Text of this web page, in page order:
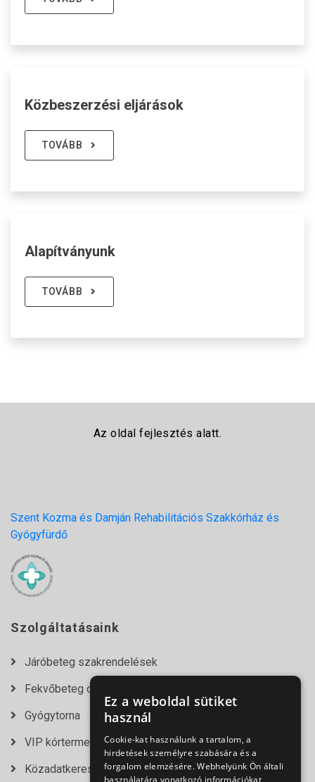
Közbeszerzési eljárások
TOVÁBB
Alapítványunk
TOVÁBB
Az oldal fejlesztés alatt.
Szent Kozma és Damján Rehabilitációs Szakkórház és
Gyógyfürdő
Szolgáltatásaink
Járóbeteg szakrendelések
Fekvőbeteg osztályok
Gyógytorna
VIP kórtermek
Közadatkereső
Ez a weboldal sütiket
használ
Cookie-kat használunk a tartalom, a
hirdetések személyre szabására és a
forgalom elemzésére. Webhelyünk Ön általi
használatára vonatkozó információkat